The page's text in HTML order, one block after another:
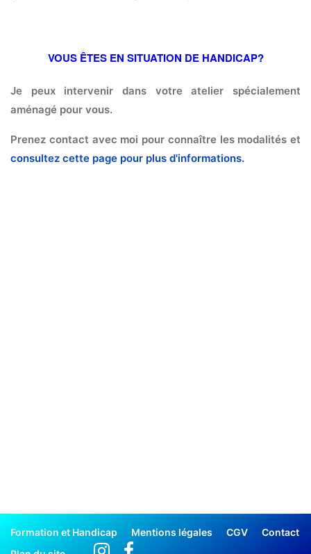
VOUS ÊTES EN SITUATION DE HANDICAP?
Je peux intervenir dans votre atelier spécialement
aménagé pour vous.
Prenez contact avec moi pour connaître les modalités et
consultez cette page pour plus d'informations.
Formation et Handicap Mentions légales CGV
Contact